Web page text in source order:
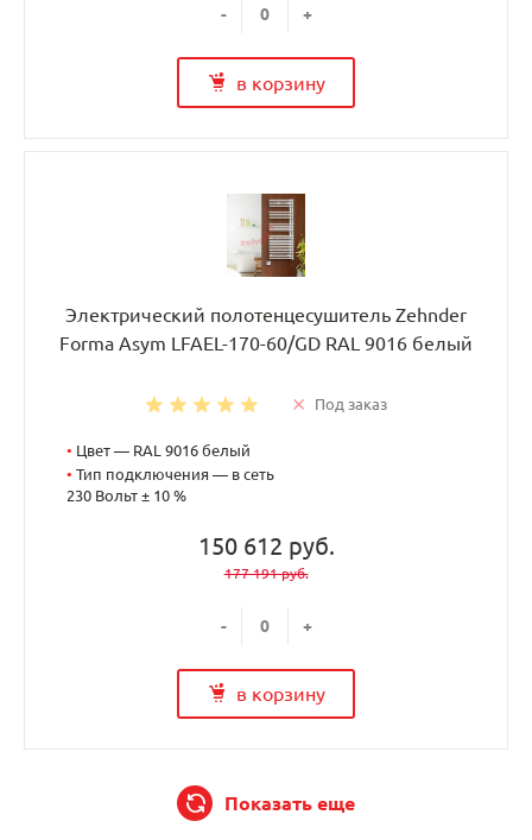
- +
в корзину
Электрический полотенцесушитель Zehnder
Forma Asym LFAEL-170-60/GD RAL 9016 белый
Под заказ
• Цвет — RAL 9016 белый
• Тип подключения — в сеть
230 Вольт ± 10 %
150 612 руб.
177 191 руб.
- +
в корзину
Показать еще